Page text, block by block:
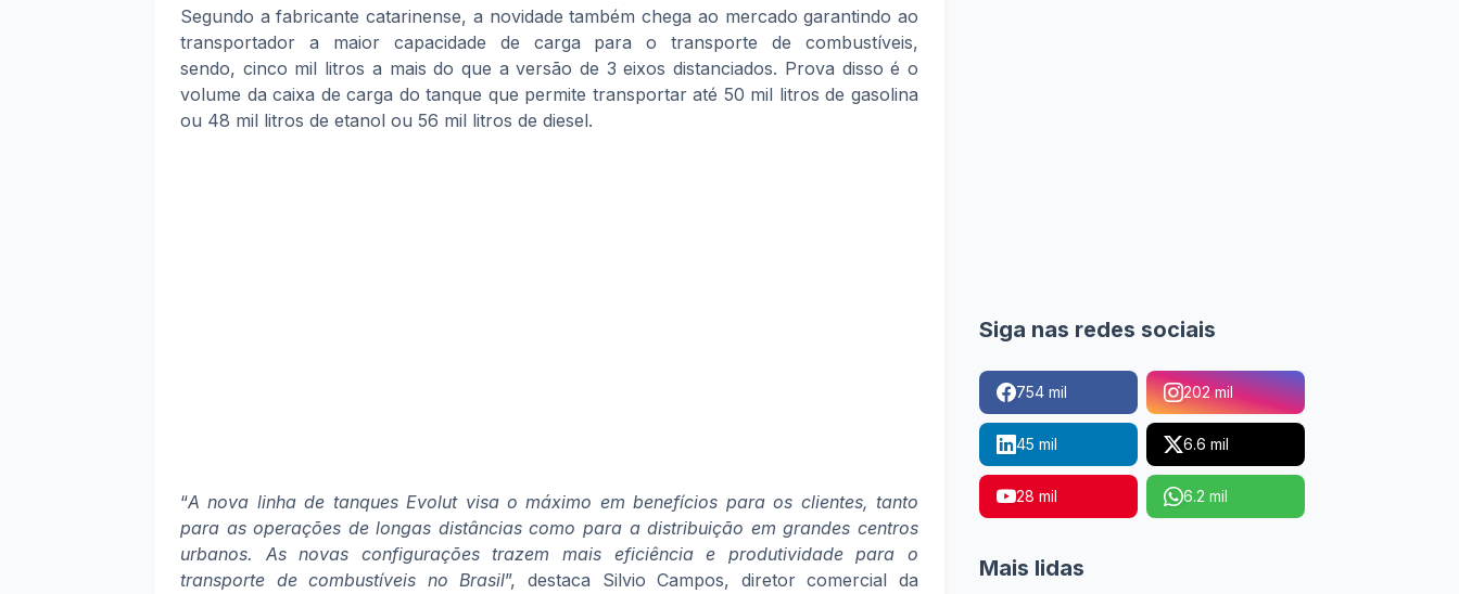
Segundo a fabricante catarinense, a novidade também chega ao mercado garantindo ao
transportador a maior capacidade de carga para o transporte de combustíveis,
sendo, cinco mil litros a mais do que a versão de 3 eixos distanciados. Prova disso é o
volume da caixa de carga do tanque que permite transportar até 50 mil litros de gasolina
ou 48 mil litros de etanol ou 56 mil litros de diesel.
“A nova linha de tanques Evolut visa o máximo em benefícios para os clientes, tanto
para as operações de longas distâncias como para a distribuição em grandes centros
urbanos. As novas configurações trazem mais eficiência e produtividade para o
transporte de combustíveis no Brasil”, destaca Silvio Campos, diretor comercial da
Siga nas redes sociais
754 mil 202 mil
45 mil 6.6 mil
28 mil 6.2 mil
Mais lidas